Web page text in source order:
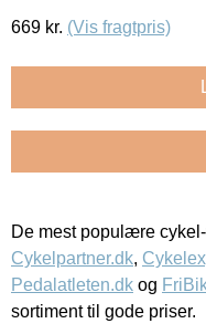
669 kr. (Vis fragtpris)
De mest populære
Cykelpartner.dk,
Pedalatleten.dk og
sortiment til gode priser.